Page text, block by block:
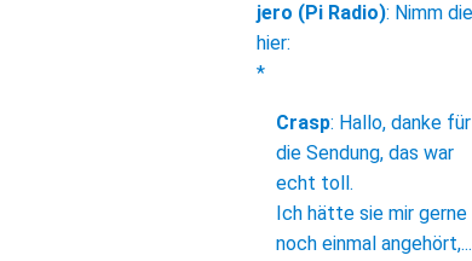
jero (Pi Radio): Nimm die
hier:
*
Crasp: Hallo, danke für
die Sendung, das war
echt toll.
Ich hätte sie mir gerne
noch einmal angehört,...